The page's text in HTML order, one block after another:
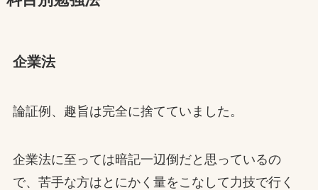
企業法
論証例、趣旨は完全に捨てていました。
企業法に至っては暗記一辺倒だと思っているの
で、苦手な方はとにかく量をこなして力技で行く